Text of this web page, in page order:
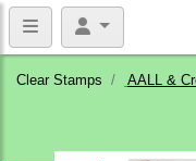
Clear Stamps AALL &